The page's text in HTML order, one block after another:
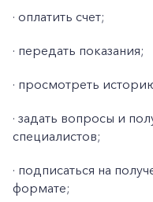
· оплатить счет;
· передать показания;
· просмотреть
· задать вопросы и
специалистов;
· подписаться на
формате;